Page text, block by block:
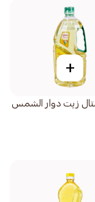
+
زيت دوار الشمس